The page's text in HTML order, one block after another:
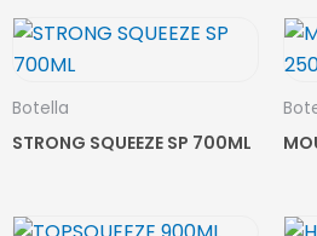
Botella
STRONG SQUEEZE SP 700ML